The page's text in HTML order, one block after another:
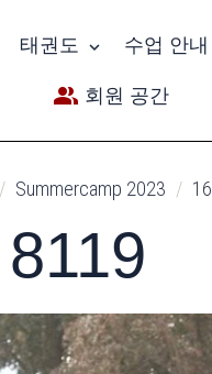
태권도 수업 안내
회원 공간
Summercamp 2023